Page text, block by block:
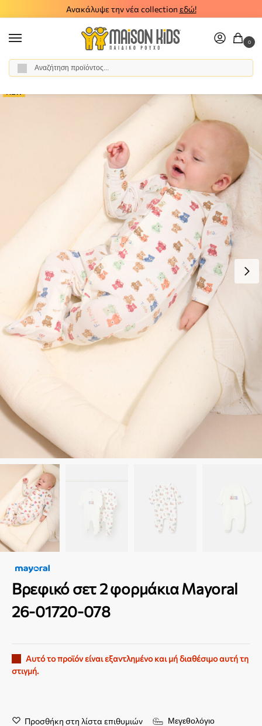
Ανακάλυψε την νέα collection εδώ!
0
Αρχική σελίδα / Βρεφικό Αγόρι
Βρεφικό σετ 2 φορμάκια Mayoral
26-01720-078
Αυτό το προϊόν είναι εξαντλημένο και μή διαθέσιμο αυτή τη
στιγμή.
Προσθήκη στη λίστα επιθυμιών Μεγεθολόγιο